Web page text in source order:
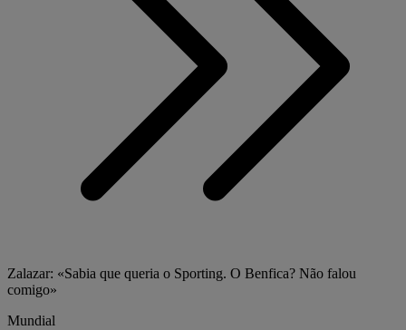
Zalazar: «Sabia que queria o Sporting. O Benfica? Não falou
comigo»
Mundial